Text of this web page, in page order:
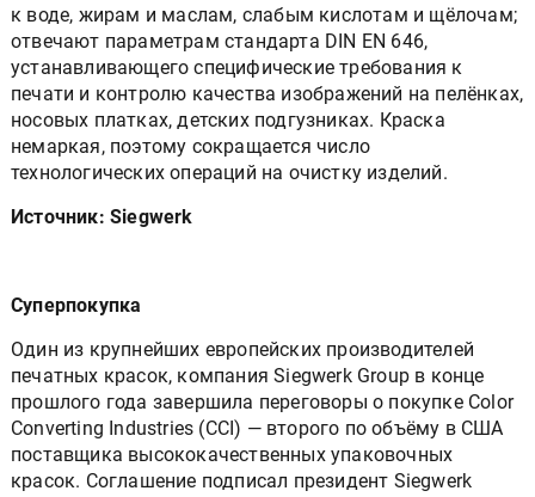
отвечают параметрам стандарта DIN EN 646,
устанавливающего специфические требования к
печати и контролю качества изображений на пелёнках,
носовых платках, детских подгузниках. Краска
немаркая, поэтому сокращается число
технологических операций на очистку изделий.
печатных красок, компания Siegwerk Group в конце
прошлого года завершила переговоры о покупке Color
Converting Industries (CCI) — второго по объёму в США
поставщика высококачественных упаковочных
красок. Соглашение подписал президент Siegwerk
Group Герберт Форкер и одобрил антимонопольный